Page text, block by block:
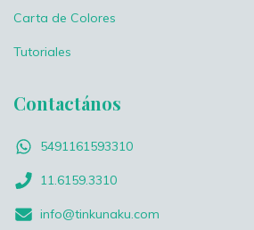
Carta de Colores
Tutoriales
Contactános
5491161593310
11.6159.3310
info@tinkunaku.com